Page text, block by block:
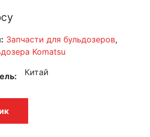
Запчасти для бульдозеров,
Komatsu
Китай